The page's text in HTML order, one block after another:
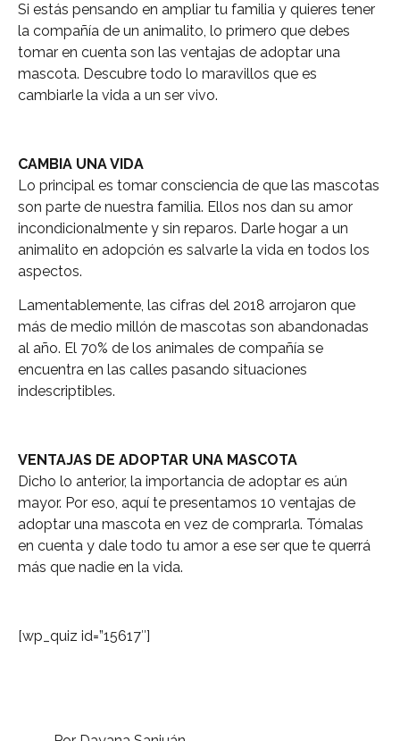
Si estás pensando en ampliar tu familia y quieres tener
la compañía de un animalito, lo primero que debes
tomar en cuenta son las ventajas de adoptar una
mascota. Descubre todo lo maravillos que es
cambiarle la vida a un ser vivo.
CAMBIA UNA VIDA
Lo principal es tomar consciencia de que las mascotas
son parte de nuestra familia. Ellos nos dan su amor
incondicionalmente y sin reparos. Darle hogar a un
animalito en adopción es salvarle la vida en todos los
aspectos.
Lamentablemente, las cifras del 2018 arrojaron que
más de medio millón de mascotas son abandonadas
al año. El 70% de los animales de compañía se
encuentra en las calles pasando situaciones
indescriptibles.
VENTAJAS DE ADOPTAR UNA MASCOTA
Dicho lo anterior, la importancia de adoptar es aún
mayor. Por eso, aquí te presentamos 10 ventajas de
adoptar una mascota en vez de comprarla. Tómalas
en cuenta y dale todo tu amor a ese ser que te querrá
más que nadie en la vida.
[wp_quiz id=”15617″]